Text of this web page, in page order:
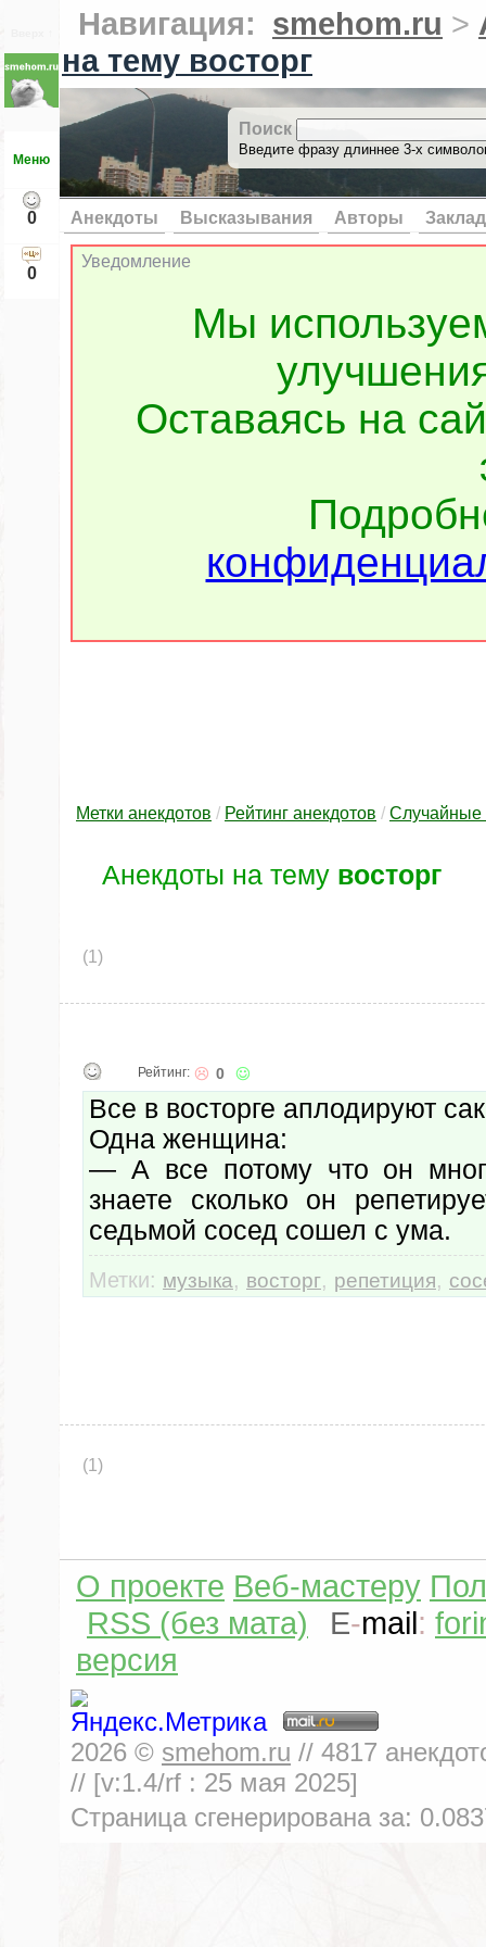
Меню
0
0
Навигация: smehom.ru >
на тему восторг
Поиск
Введите фразу длиннее 3-х
Анекдоты Высказывания Авторы
Уведомление
Мы
Оставаясь на
Метки анекдотов / Рейтинг анекдотов / Случайные
Анекдоты на тему восторг
(1)
Рейтинг: 0
Все в восторге аплодируют
Одна женщина:
— А все потому что он
знаете сколько он
седьмой сосед сошел с ума.
Метки: музыка, восторг, репетиция,
(1)
О проекте Веб-мастеру
RSS (без мата)
E-mail:
версия
2026 © smehom.ru // 4817
// [v:1.4/rf : 25 мая 2025]
Страница сгенерирована за: